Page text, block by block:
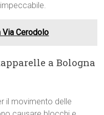
Cerodolo
a Bologna
il movimento delle